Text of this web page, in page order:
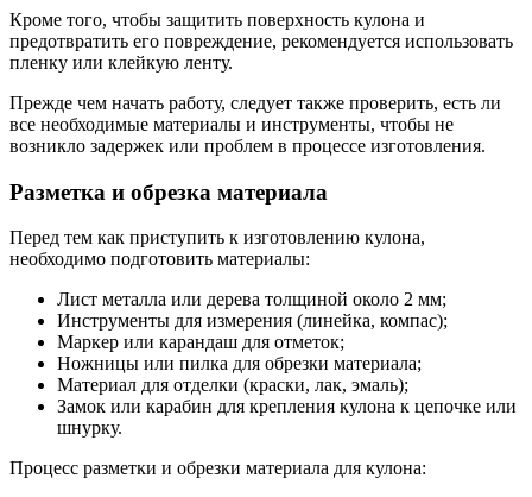
Кроме того, чтобы защитить поверхность кулона и
предотвратить его повреждение, рекомендуется использовать
пленку или клейкую ленту.
Прежде чем начать работу, следует также проверить, есть ли
все необходимые материалы и инструменты, чтобы не
возникло задержек или проблем в процессе изготовления.
Разметка и обрезка материала
Перед тем как приступить к изготовлению кулона,
необходимо подготовить материалы:
Лист металла или дерева толщиной около 2 мм;
Инструменты для измерения (линейка, компас);
Маркер или карандаш для отметок;
Ножницы или пилка для обрезки материала;
Материал для отделки (краски, лак, эмаль);
Замок или карабин для крепления кулона к цепочке или
шнурку.
Процесс разметки и обрезки материала для кулона: